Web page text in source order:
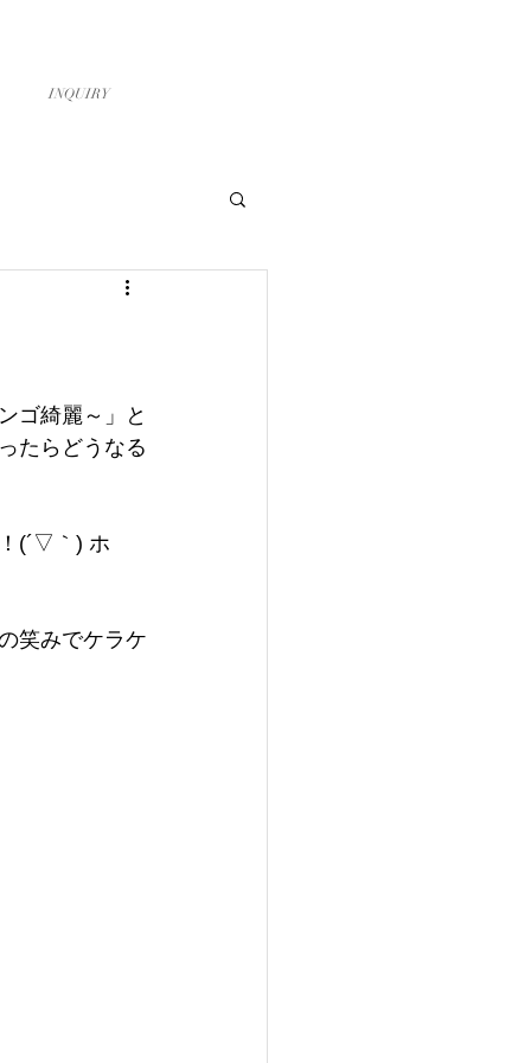
INQUIRY
ゴ綺麗～」と
たらどうなる
(´▽｀) ホ
笑みでケラケ